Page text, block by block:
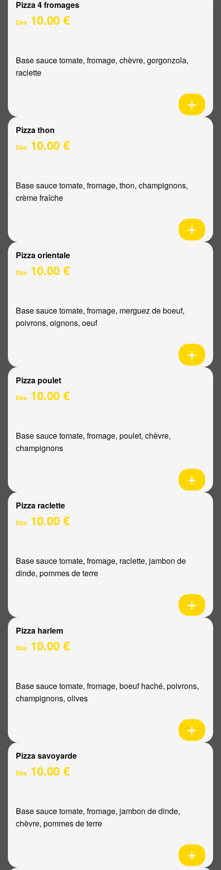
Pizza 4 fromages
Dès 10.00 €
Base sauce tomate, fromage, chèvre, gorgonzola,
raclette
Pizza thon
Dès 10.00 €
Base sauce tomate, fromage, thon, champignons,
crème fraîche
Pizza orientale
Dès 10.00 €
Base sauce tomate, fromage, merguez de boeuf,
poivrons, oignons, oeuf
Pizza poulet
Dès 10.00 €
Base sauce tomate, fromage, poulet, chèvre,
champignons
Pizza raclette
Dès 10.00 €
Base sauce tomate, fromage, raclette, jambon de
dinde, pommes de terre
Pizza harlem
Dès 10.00 €
Base sauce tomate, fromage, boeuf haché, poivrons,
champignons, olives
Pizza savoyarde
Dès 10.00 €
Base sauce tomate, fromage, jambon de dinde,
chèvre, pommes de terre